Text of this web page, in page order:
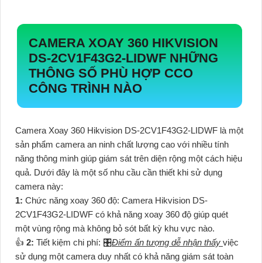
CAMERA XOAY 360 HIKVISION
DS-2CV1F43G2-LIDWF NHỮNG
THÔNG SỐ PHÙ HỢP CCO
CÔNG TRÌNH NÀO
Camera Xoay 360 Hikvision DS-2CV1F43G2-LIDWF là một
sản phẩm camera an ninh chất lượng cao với nhiều tính
năng thông minh giúp giám sát trên diện rộng một cách hiệu
quả. Dưới đây là một số nhu cầu cần thiết khi sử dụng
camera này:
1: Chức năng xoay 360 độ: Camera Hikvision DS-
2CV1F43G2-LIDWF có khả năng xoay 360 độ giúp quét
một vùng rộng mà không bỏ sót bất kỳ khu vực nào.
👍 2: Tiết kiệm chi phí: 🎛Điểm ấn tượng dễ nhận thấy việc
sử dụng một camera duy nhất có khả năng giám sát toàn